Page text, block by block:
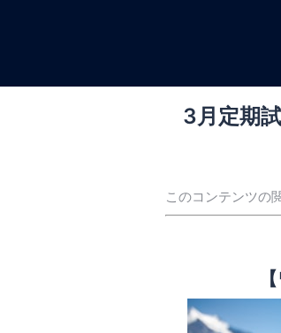
3月定期
このコンテンツの